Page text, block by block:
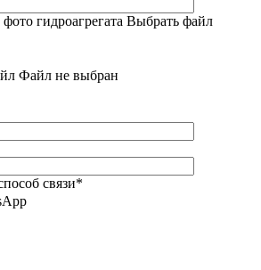
гидроагрегата Выбрать файл
Файл не выбран
связи*